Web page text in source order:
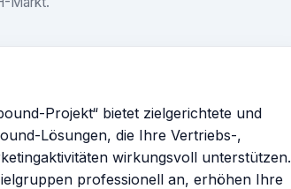
Projekt“ bietet zielgerichtete und
Lösungen, die Ihre Vertriebs-,
wirkungsvoll unterstützen.
professionell an, erhöhen Ihre